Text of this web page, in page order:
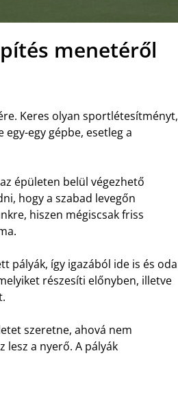
menetéről
Keres olyan sportlétesítményt,
egy gépbe, esetleg a
épületen belül végezhető
hogy a szabad levegőn
hiszen mégiscsak friss
pályák, így igazából ide is és oda
részesíti előnyben, illetve
szeretne, ahová nem
lesz a nyerő. A pályák